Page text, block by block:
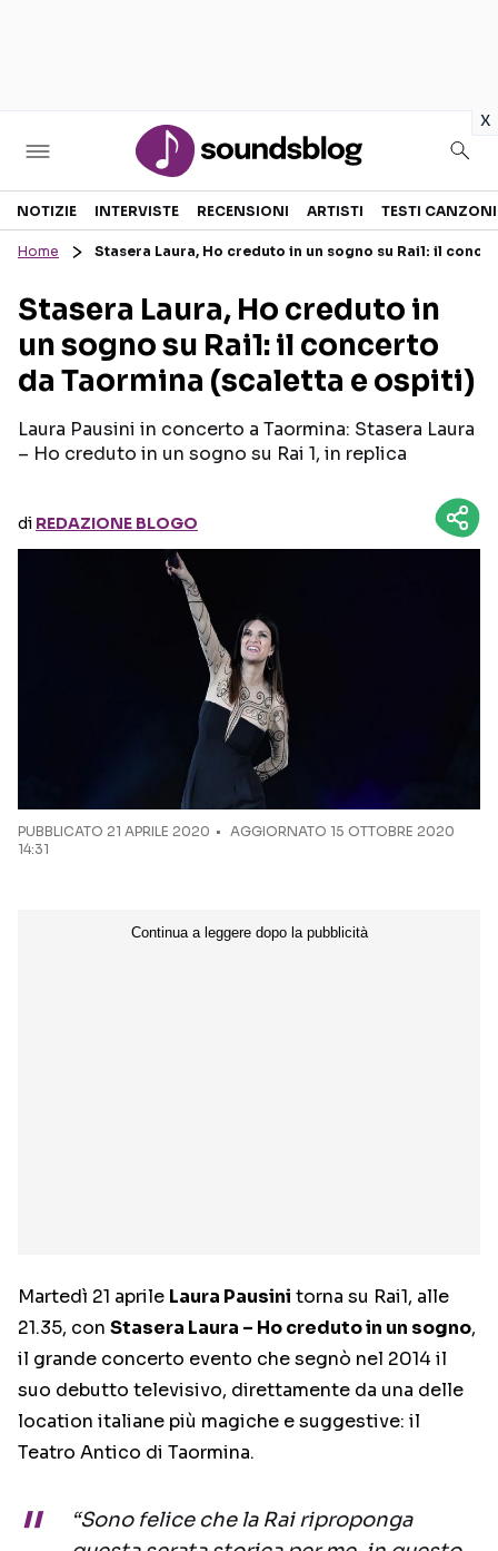
x
Sezioni
RECENSIONI MUSICALI
INTERVISTE
GOSSIP E CURIOSITÀ
TESTI CANZONI
TOUR ED EVENTI
TALENT SHOW
Seguici sui social
NOTIZIE INTERVISTE RECENSIONI ARTISTI TESTI CANZONI
Home Stasera Laura, Ho creduto in un sogno su Rai1: il
Stasera Laura, Ho creduto in
un sogno su Rai1: il concerto
da Taormina (scaletta e ospiti)
Laura Pausini in concerto a Taormina: Stasera Laura
– Ho creduto in un sogno su Rai 1, in replica
di REDAZIONE BLOGO
PUBBLICATO 21 APRILE 2020
AGGIORNATO 15 OTTOBRE 2020
14:31
Martedì 21 aprile Laura Pausini torna su Rai1, alle
21.35, con Stasera Laura – Ho creduto in un sogno,
il grande concerto evento che segnò nel 2014 il
suo debutto televisivo, direttamente da una delle
location italiane più magiche e suggestive: il
Teatro Antico di Taormina.
“Sono felice che la Rai riproponga